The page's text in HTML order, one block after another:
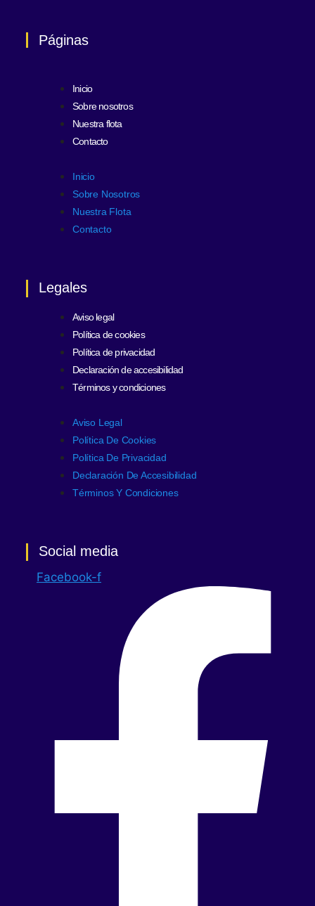
Páginas
Inicio
Sobre nosotros
Nuestra flota
Contacto
Inicio
Sobre Nosotros
Nuestra Flota
Contacto
Legales
Aviso legal
Política de cookies
Política de privacidad
Declaración de accesibilidad
Términos y condiciones
Aviso Legal
Política De Cookies
Política De Privacidad
Declaración De Accesibilidad
Términos Y Condiciones
Social media
Facebook-f